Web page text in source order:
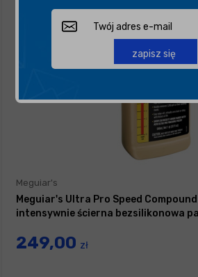
Meguiar's
Meguiar's Ultra Pro Speed
intensywnie ścierna bezsilikonowa
249,00 zł
zapisz się